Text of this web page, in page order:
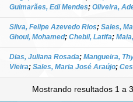
Guimarães, Edi Mendes; Oliveira,
Silva, Felipe Azevedo Rios; Sales,
Ghoul, Mohamed; Chebil, Latifa;
Dias, Juliana Rosada; Mangueira,
Vieira; Sales, Maria José Araújo;
Mostrando resultados 1 a